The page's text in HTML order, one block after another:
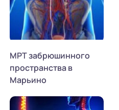
МРТ забрюшинного
пространства в
Марьино